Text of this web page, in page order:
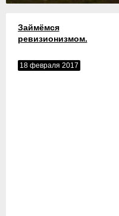
Займёмся
ревизионизмом.
18 февраля 2017